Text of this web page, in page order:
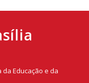
Educação e da